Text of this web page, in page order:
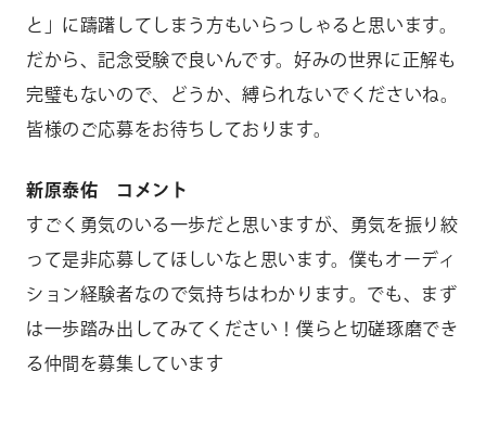
と」に躊躇してしまう方もいらっしゃると思います。
だから、記念受験で良いんです。好みの世界に正解も
完璧もないので、どうか、縛られないでくださいね。
皆様のご応募をお待ちしております。
新原泰佑 コメント
すごく勇気のいる一歩だと思いますが、勇気を振り絞
って是非応募してほしいなと思います。僕もオーディ
ション経験者なので気持ちはわかります。でも、まず
は一歩踏み出してみてください！僕らと切磋琢磨でき
る仲間を募集しています